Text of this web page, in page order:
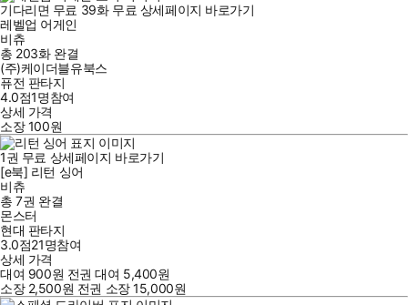
기다리면 무료 39화 무료 상세페이지 바로가기
레벨업 어게인
비츄
총 203화 완결
(주)케이더블유북스
퓨전 판타지
4.0점1명참여
상세 가격
소장100원
1권 무료 상세페이지 바로가기
[e북] 리턴 싱어
비츄
총 7권 완결
몬스터
현대 판타지
3.0점21명참여
상세 가격
대여 900원 전권 대여 5,400원
소장 2,500원 전권 소장15,000원